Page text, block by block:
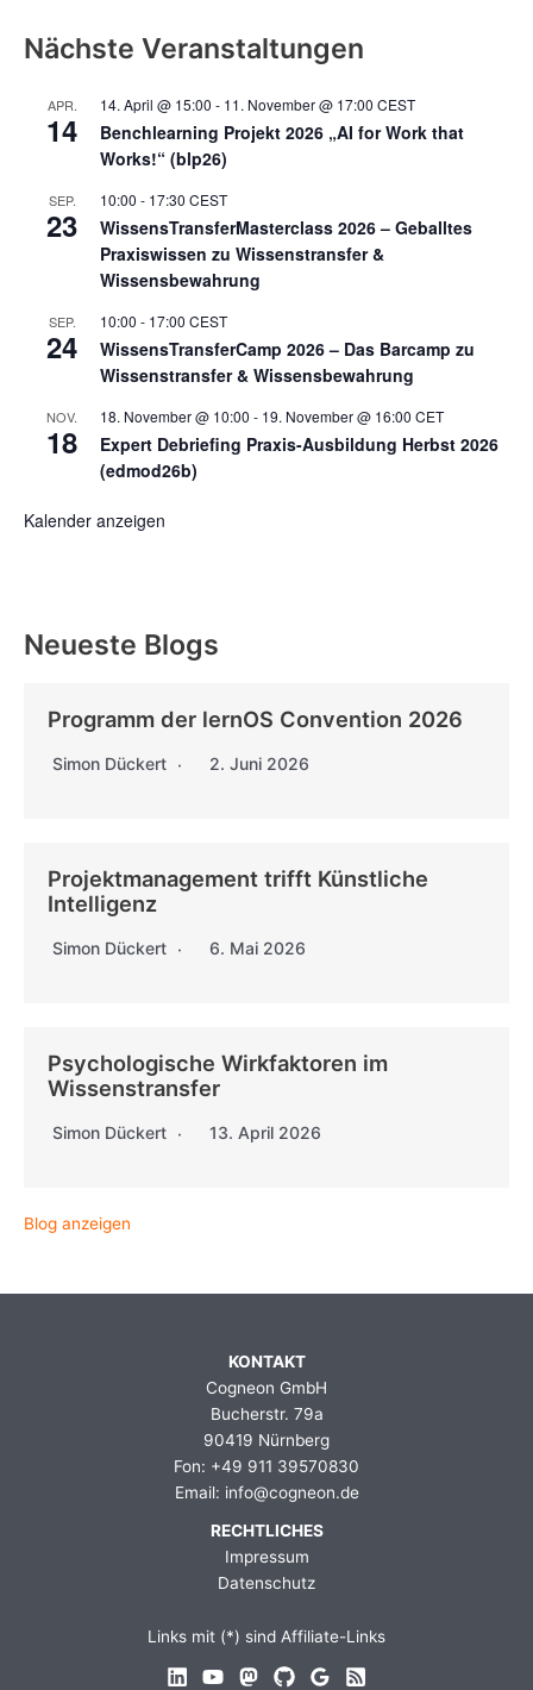
Nächste Veranstaltungen
APR.
14
14. April @ 15:00 - 11. November @ 17:00 CEST
Benchlearning Projekt 2026 „AI for Work that
Works!“ (blp26)
SEP.
23
10:00 - 17:30 CEST
WissensTransferMasterclass 2026 – Geballtes
Praxiswissen zu Wissenstransfer &
Wissensbewahrung
SEP.
24
10:00 - 17:00 CEST
WissensTransferCamp 2026 – Das Barcamp zu
Wissenstransfer & Wissensbewahrung
NOV.
18
18. November @ 10:00 - 19. November @ 16:00 CET
Expert Debriefing Praxis-Ausbildung Herbst 2026
(edmod26b)
Kalender anzeigen
Neueste Blogs
Programm der lernOS Convention 2026
Simon Dückert 2. Juni 2026
Projektmanagement trifft Künstliche
Intelligenz
Simon Dückert 6. Mai 2026
Psychologische Wirkfaktoren im
Wissenstransfer
Simon Dückert 13. April 2026
Blog anzeigen
KONTAKT
Cogneon GmbH
Bucherstr. 79a
90419 Nürnberg
Fon: +49 911 39570830
Email: info@cogneon.de
RECHTLICHES
Impressum
Datenschutz
Links mit (*) sind Affiliate-Links